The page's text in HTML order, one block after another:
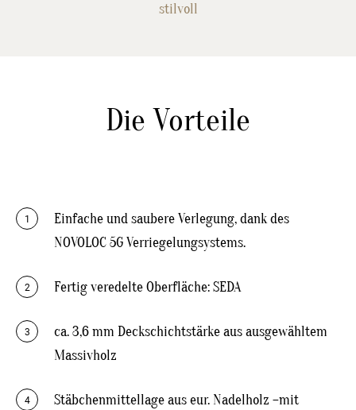
stilvoll
Die Vorteile
1
Einfache und saubere Verlegung, dank des
NOVOLOC 5G Verriegelungsystems.
2 Fertig veredelte Oberfläche: SEDA
3
ca. 3,6 mm Deckschichtstärke aus ausgewähltem
Massivholz
4
Stäbchenmittellage aus eur. Nadelholz –mit